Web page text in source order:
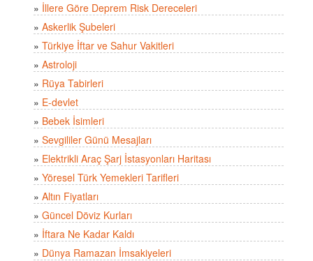
» İllere Göre Deprem Risk Dereceleri
» Askerlik Şubeleri
» Türkiye İftar ve Sahur Vakitleri
» Astroloji
» Rüya Tabirleri
» E-devlet
» Bebek İsimleri
» Sevgililer Günü Mesajları
» Elektrikli Araç Şarj İstasyonları Haritası
» Yöresel Türk Yemekleri Tarifleri
» Altın Fiyatları
» Güncel Döviz Kurları
» İftara Ne Kadar Kaldı
» Dünya Ramazan İmsakiyeleri